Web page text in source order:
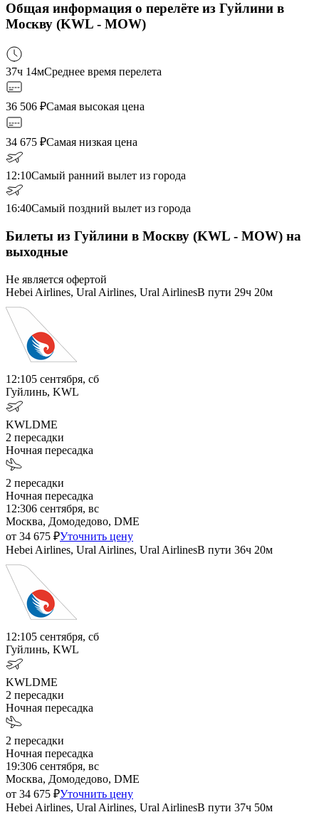
Общая информация о перелёте из Гуйлини в
Москву (KWL - MOW)
37ч 14мСреднее время перелета
36 506 ₽Самая высокая цена
34 675 ₽Самая низкая цена
12:10Самый ранний вылет из города
16:40Самый поздний вылет из города
Билеты из Гуйлини в Москву (KWL - MOW) на
выходные
Не является офертой
Hebei Airlines, Ural Airlines, Ural AirlinesВ пути 29ч 20м
12:105 сентября, сб
Гуйлинь, KWL
KWLDME
2 пересадки
Ночная пересадка
2 пересадки
Ночная пересадка
12:306 сентября, вс
Москва, Домодедово, DME
от 34 675 ₽Уточнить цену
Hebei Airlines, Ural Airlines, Ural AirlinesВ пути 36ч 20м
12:105 сентября, сб
Гуйлинь, KWL
KWLDME
2 пересадки
Ночная пересадка
2 пересадки
Ночная пересадка
19:306 сентября, вс
Москва, Домодедово, DME
от 34 675 ₽Уточнить цену
Hebei Airlines, Ural Airlines, Ural AirlinesВ пути 37ч 50м